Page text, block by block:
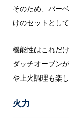
そのため、バー
けのセットとし
機能性はこれだ
ダッチオーブン
や上火調理も楽し
火力